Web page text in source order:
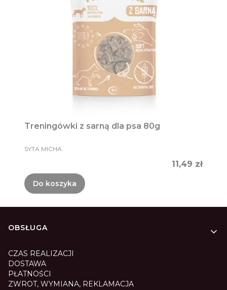
Treningówki z sarną dla psa 80g
PRODUCENT
SYTA MICHA
Cena
11,49 zł
Do koszyka
Linki w stopce
OBSŁUGA
CZAS REALIZACJI
DOSTAWA
PŁATNOŚCI
ZWROT, WYMIANA, REKLAMACJA